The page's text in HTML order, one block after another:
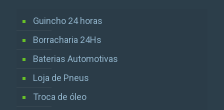
Guincho 24 horas
Borracharia 24Hs
Baterias Automotivas
Loja de Pneus
Troca de óleo